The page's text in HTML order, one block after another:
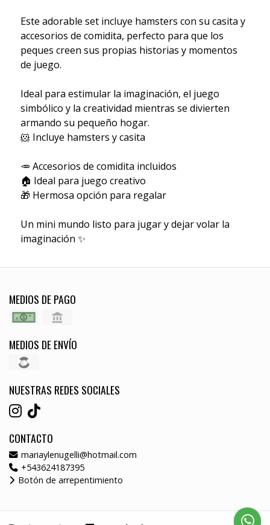
Este adorable set incluye hamsters con su casita y
accesorios de comidita, perfecto para que los
peques creen sus propias historias y momentos
de juego.
Ideal para estimular la imaginación, el juego
simbólico y la creatividad mientras se divierten
armando su pequeño hogar.
🐹 Incluye hamsters y casita
🥕 Accesorios de comidita incluidos
🏠 Ideal para juego creativo
🎁 Hermosa opción para regalar
Un mini mundo listo para jugar y dejar volar la
imaginación ✨
MEDIOS DE PAGO
MEDIOS DE ENVÍO
NUESTRAS REDES SOCIALES
CONTACTO
mariaylenugelli@hotmail.com
+543624187395
Botón de arrepentimiento